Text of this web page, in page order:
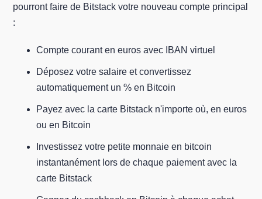
pourront faire de Bitstack votre nouveau compte principal
:
Compte courant en euros avec IBAN virtuel
Déposez votre salaire et convertissez
automatiquement un % en Bitcoin
Payez avec la carte Bitstack n'importe où, en euros
ou en Bitcoin
Investissez votre petite monnaie en bitcoin
instantanément lors de chaque paiement avec la
carte Bitstack